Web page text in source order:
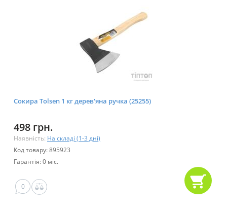
Сокира Tolsen 1 кг дерев'яна ручка (25255)
498 грн.
Наявність: На складі (1-3 дні)
Код товару: 895923
Гарантія: 0 міс.
0